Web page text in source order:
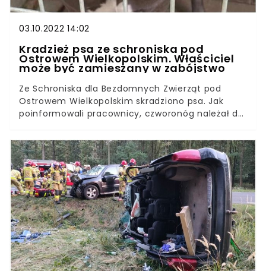
03.10.2022 14:02
Kradzież psa ze schroniska pod
Ostrowem Wielkopolskim. Właściciel
może być zamieszany w zabójstwo
Ze ​Schroniska dla Bezdomnych Zwierząt pod
Ostrowem Wielkopolskim skradziono psa. Jak
poinformowali pracownicy, czworonóg należał do
tygodniu został zatrzymany przez CBŚP w związku
z podejrzeniem współudziału w zabójstwie
holenderskiego dziennikarza.​Schronisko dla
Bezdomnych Zwierząt w Wysocku Wielkim pod
Ostrowem Wielkopolskim zwraca się z prośbą o
pomoc w ustaleniu pobytu psa, który został
skradziony z placówki. Jak wynika z komunikatu
zamieszczonego na facebookowym profilu, w
nocy z niedzielę na poniedziałek (2/3
października) ze skradziono szarego amstaffa, a
dokładniej amerykańskiego staffordshire terriera.